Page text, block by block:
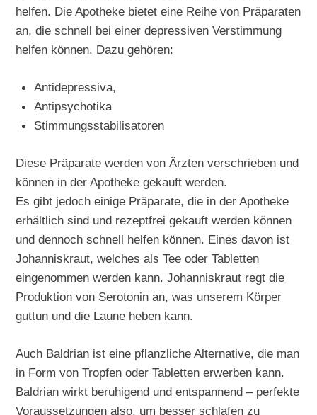
helfen. Die Apotheke bietet eine Reihe von Präparaten
an, die schnell bei einer depressiven Verstimmung
helfen können. Dazu gehören:
Antidepressiva,
Antipsychotika
Stimmungsstabilisatoren
Diese Präparate werden von Ärzten verschrieben und
können in der Apotheke gekauft werden.
Es gibt jedoch einige Präparate, die in der Apotheke
erhältlich sind und rezeptfrei gekauft werden können
und dennoch schnell helfen können. Eines davon ist
Johanniskraut, welches als Tee oder Tabletten
eingenommen werden kann. Johanniskraut regt die
Produktion von Serotonin an, was unserem Körper
guttun und die Laune heben kann.
Auch Baldrian ist eine pflanzliche Alternative, die man
in Form von Tropfen oder Tabletten erwerben kann.
Baldrian wirkt beruhigend und entspannend – perfekte
Voraussetzungen also, um besser schlafen zu